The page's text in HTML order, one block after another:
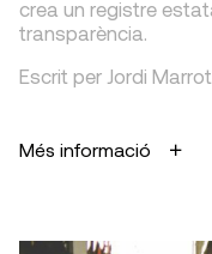
crea un registre
transparència.
Escrit per Jordi Marrot
Més informació